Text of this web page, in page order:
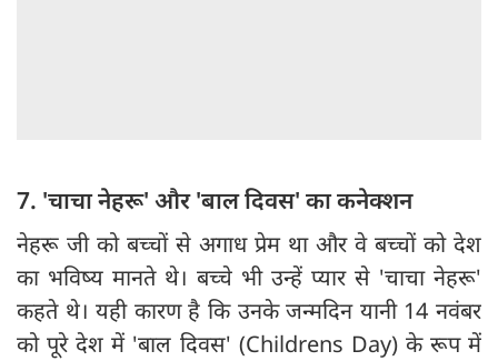
7. 'चाचा नेहरू' और 'बाल दिवस' का कनेक्शन
नेहरू जी को बच्चों से अगाध प्रेम था और वे बच्चों को देश
का भविष्य मानते थे। बच्चे भी उन्हें प्यार से 'चाचा नेहरू'
कहते थे। यही कारण है कि उनके जन्मदिन यानी 14 नवंबर
को पूरे देश में 'बाल दिवस' (Childrens Day) के रूप में